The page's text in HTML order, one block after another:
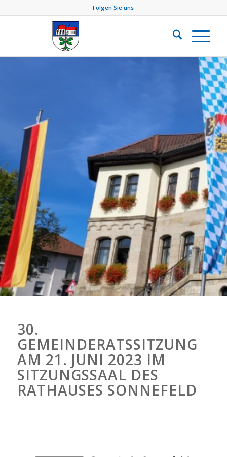
Folgen Sie uns
30.
GEMEINDERATSSITZUNG
AM 21. JUNI 2023 IM
SITZUNGSSAAL DES
RATHAUSES SONNEFELD